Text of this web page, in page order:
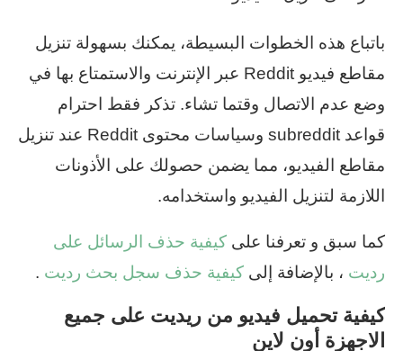
باتباع هذه الخطوات البسيطة، يمكنك بسهولة تنزيل
مقاطع فيديو Reddit عبر الإنترنت والاستمتاع بها في
وضع عدم الاتصال وقتما تشاء. تذكر فقط احترام
قواعد subreddit وسياسات محتوى Reddit عند تنزيل
مقاطع الفيديو، مما يضمن حصولك على الأذونات
اللازمة لتنزيل الفيديو واستخدامه.
كما سبق و تعرفنا على كيفية حذف الرسائل على
رديت ، بالإضافة إلى كيفية حذف سجل بحث رديت .
كيفية تحميل فيديو من ريديت على جميع
الاجهزة أون لاين